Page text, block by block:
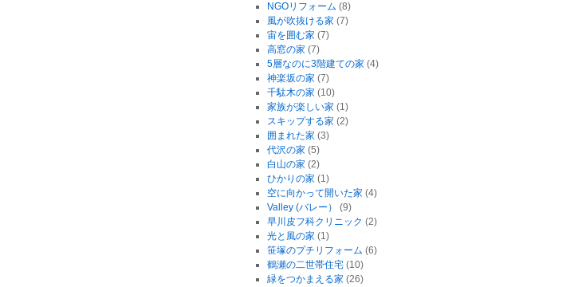
NGOリフォーム (8)
風が吹抜ける家 (7)
宙を囲む家 (7)
高窓の家 (7)
5層なのに3階建ての家 (4)
神楽坂の家 (7)
千駄木の家 (10)
家族が楽しい家 (1)
スキップする家 (2)
囲まれた家 (3)
代沢の家 (5)
白山の家 (2)
ひかりの家 (1)
空に向かって開いた家 (4)
Valley (バレー）
(9)
早川皮フ科クリニック (2)
光と風の家 (1)
笹塚のプチリフォーム (6)
鶴瀬の二世帯住宅 (10)
緑をつかまえる家 (26)